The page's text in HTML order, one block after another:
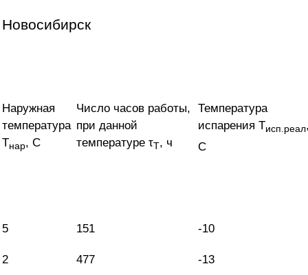
Новосибирск
Наружная
температура
Tнар, С
Число часов работы,
при данной
температуре τТ, ч
Температура
испарения Tисп.реал
С
5 151 -10
2 477 -13